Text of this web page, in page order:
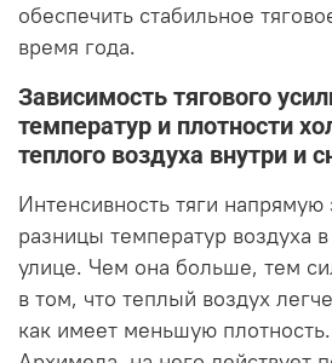
обеспечить стабильное
время года.
Зависимость тягового
температур и плотности
теплого воздуха внутри и
Интенсивность тяги напрямую
разницы температур воздуха
улице. Чем она больше, тем
в том, что теплый воздух
как имеет меньшую